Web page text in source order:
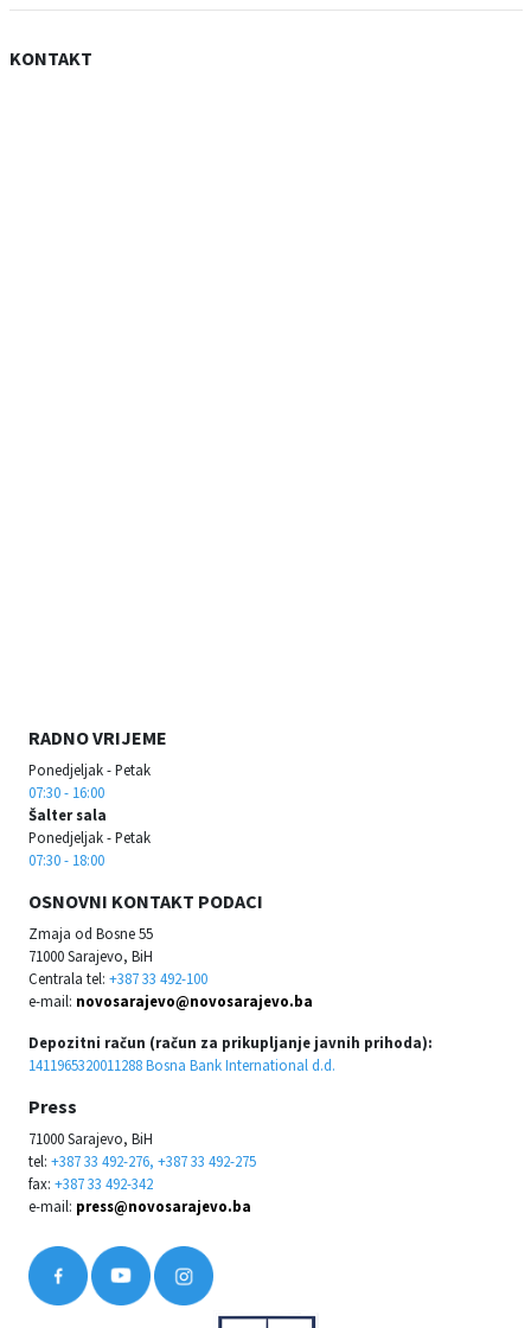
KONTAKT
RADNO VRIJEME
Ponedjeljak - Petak
07:30 - 16:00
Šalter sala
Ponedjeljak - Petak
07:30 - 18:00
OSNOVNI KONTAKT PODACI
Zmaja od Bosne 55
71000 Sarajevo, BiH
Centrala tel: +387 33 492-100
e-mail: novosarajevo@novosarajevo.ba
Depozitni račun (račun za prikupljanje javnih prihoda):
1411965320011288 Bosna Bank International d.d.
Press
71000 Sarajevo, BiH
tel: +387 33 492-276, +387 33 492-275
fax: +387 33 492-342
e-mail: press@novosarajevo.ba